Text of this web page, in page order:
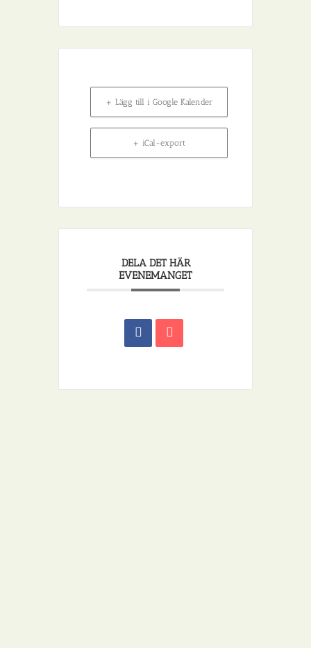
+ Lägg till i Google Kalender
+ iCal-export
DELA DET HÄR
EVENEMANGET